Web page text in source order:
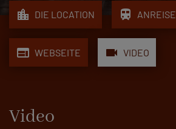
location_city DIE LOCATION train ANREISE
web WEBSEITE videocam VIDEO
Video